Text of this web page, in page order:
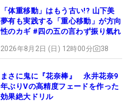
「体重移動」はもう古い!? 山下美
夢有も実践する「重心移動」が方向
性のカギ #四の五の言わず振り氣れ
2026年8月2日 (日) 12時00分 38
まさに鬼に『花奈棒』 永井花奈9
年ぶりVの高精度フェードを作った
効果絶大ドリル